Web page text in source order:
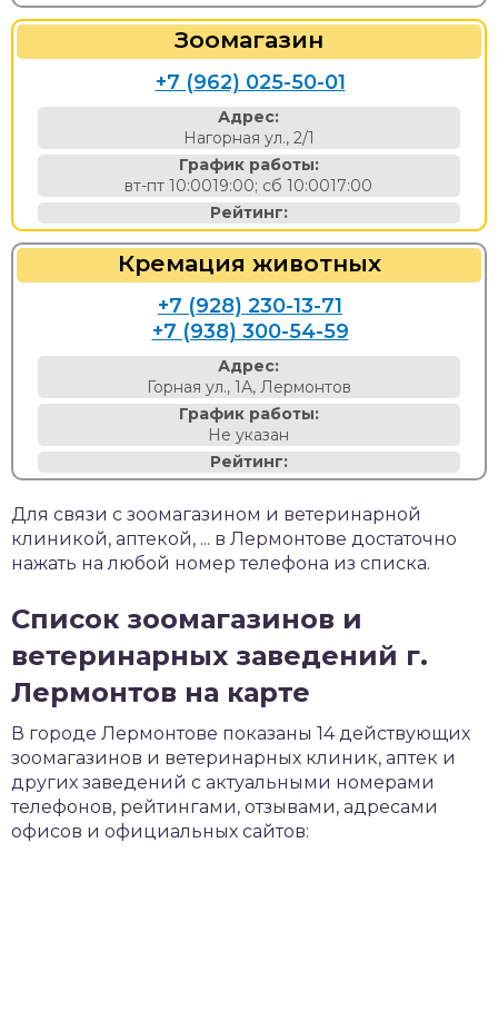
Зоомагазин
+7 (962) 025-50-01
Адрес:
Нагорная ул., 2/1
График работы:
вт-пт 10:0019:00; сб 10:0017:00
Рейтинг:
Кремация животных
+7 (928) 230-13-71
+7 (938) 300-54-59
Адрес:
Горная ул., 1А, Лермонтов
График работы:
Не указан
Рейтинг:
Для связи с зоомагазином и ветеринарной
клиникой, аптекой, ... в Лермонтове достаточно
нажать на любой номер телефона из списка.
Список зоомагазинов и
ветеринарных заведений г.
Лермонтов на карте
В городе Лермонтове показаны 14 действующих
зоомагазинов и ветеринарных клиник, аптек и
других заведений с актуальными номерами
телефонов, рейтингами, отзывами, адресами
офисов и официальных сайтов: